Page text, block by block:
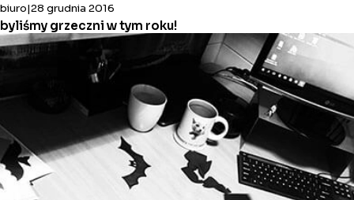
biuro 28 grudnia 2016
byliśmy grzeczni w tym roku!